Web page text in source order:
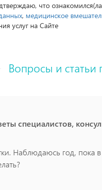
что
, медицинское
услуг на Сайте
Вопросы и статьи
специалистов,
Наблюдаюсь год, пока